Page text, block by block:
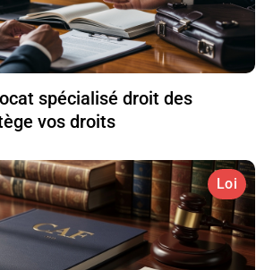
spécialisé droit des
vos droits
Loi